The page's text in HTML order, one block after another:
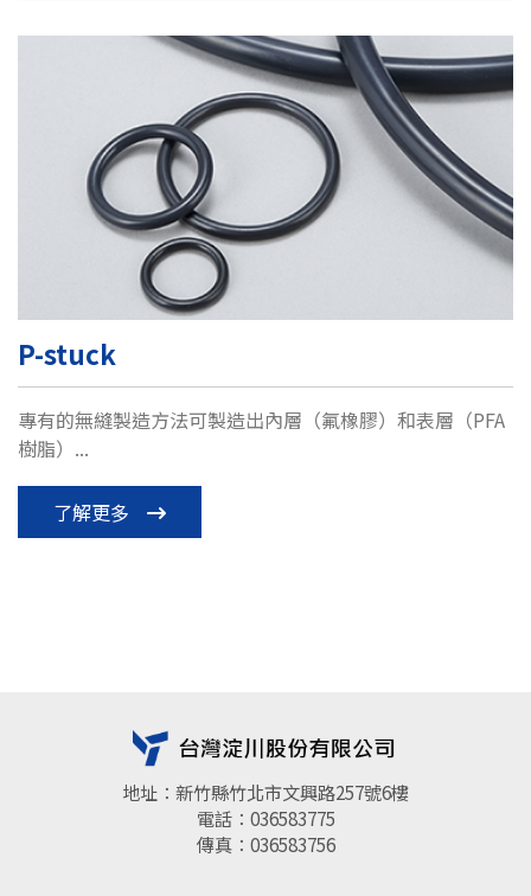
P-stuck
專有的無縫製造方法可製造出內層（氟橡膠）和表層（PFA
樹脂）...
了解更多
地址：新竹縣竹北市文興路257號6樓
電話：036583775
傳真：036583756